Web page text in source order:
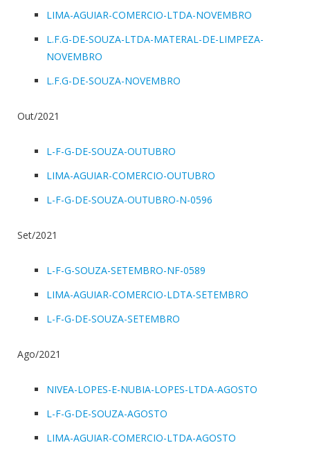
LIMA-AGUIAR-COMERCIO-LTDA-NOVEMBRO
L.F.G-DE-SOUZA-LTDA-MATERAL-DE-LIMPEZA-
NOVEMBRO
L.F.G-DE-SOUZA-NOVEMBRO
Out/2021
L-F-G-DE-SOUZA-OUTUBRO
LIMA-AGUIAR-COMERCIO-OUTUBRO
L-F-G-DE-SOUZA-OUTUBRO-N-0596
Set/2021
L-F-G-SOUZA-SETEMBRO-NF-0589
LIMA-AGUIAR-COMERCIO-LDTA-SETEMBRO
L-F-G-DE-SOUZA-SETEMBRO
Ago/2021
NIVEA-LOPES-E-NUBIA-LOPES-LTDA-AGOSTO
L-F-G-DE-SOUZA-AGOSTO
LIMA-AGUIAR-COMERCIO-LTDA-AGOSTO